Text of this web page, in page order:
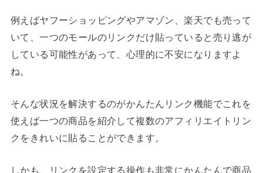
例えばヤフーショッピングやアマゾン、楽天でも売って
いて、一つのモールのリンクだけ貼っていると売り逃が
している可能性があって、心理的に不安になりますよ
ね。
そんな状況を解決するのがかんたんリンク機能でこれを
使えば一つの商品を紹介して複数のアフィリエイトリン
クをきれいに貼ることができます。
しかも、リンクを設定する操作も非常にかんたんで商品